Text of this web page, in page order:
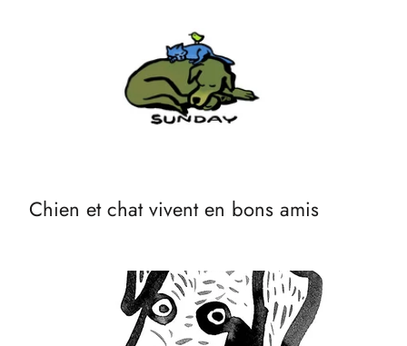
Chien et chat vivent en bons amis